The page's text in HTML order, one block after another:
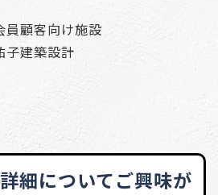
員顧客向け施設
子建築設計
細についてご興味が